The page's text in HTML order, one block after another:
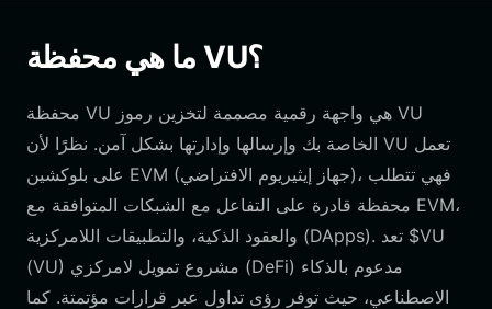
ما هي محفظة VU؟
محفظة VU هي واجهة رقمية مصممة لتخزين رموز VU
الخاصة بك وإرسالها وإدارتها بشكل آمن. نظرًا لأن VU تعمل
على بلوكشين EVM (جهاز إيثيريوم الافتراضي)، فهي تتطلب
محفظة قادرة على التفاعل مع الشبكات المتوافقة مع EVM،
والعقود الذكية، والتطبيقات اللامركزية (DApps). تعد $VU
(VU) مشروع تمويل لامركزي (DeFi) مدعوم بالذكاء
الاصطناعي، حيث توفر رؤى تداول عبر قرارات مؤتمتة. كما